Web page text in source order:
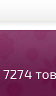
7274